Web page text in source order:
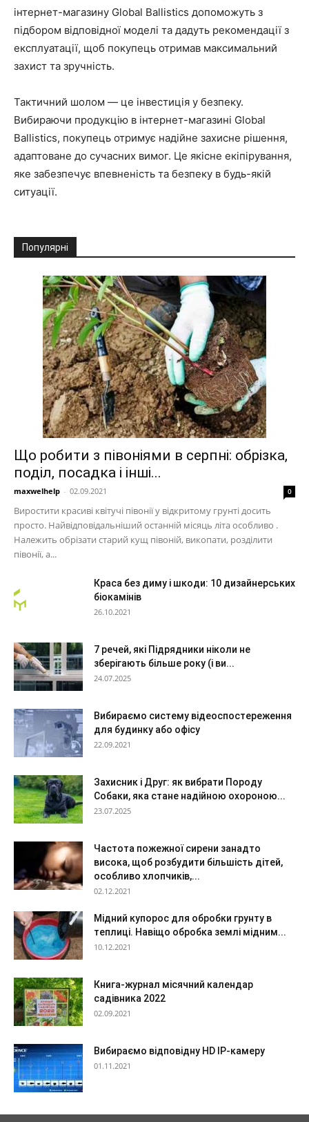
інтернет-магазину Global Ballistics допоможуть з
підбором відповідної моделі та дадуть рекомендації з
експлуатації, щоб покупець отримав максимальний
захист та зручність.
Тактичний шолом — це інвестиція у безпеку.
Вибираючи продукцію в інтернет-магазині Global
Ballistics, покупець отримує надійне захисне рішення,
адаптоване до сучасних вимог. Це якісне екіпірування,
яке забезпечує впевненість та безпеку в будь-якій
ситуації.
Популярні
Що робити з півоніями в серпні: обрізка,
поділ, посадка і інші...
maxwelhelp - 02.09.2021 0
Виростити красиві квітучі півонії у відкритому грунті досить
просто. Найвідповідальніший останній місяць літа особливо .
Належить обрізати старий кущ півоній, викопати, розділити
півонії, а...
Краса без диму і шкоди: 10 дизайнерських
біокамінів
26.10.2021
7 речей, які Підрядники ніколи не
зберігають більше року (і ви...
24.07.2025
Вибираємо систему відеоспостереження
для будинку або офісу
22.09.2021
Захисник і Друг: як вибрати Породу
Собаки, яка стане надійною охороною...
23.07.2025
Частота пожежної сирени занадто
висока, щоб розбудити більшість дітей,
особливо хлопчиків,...
02.12.2021
Мідний купорос для обробки грунту в
теплиці. Навіщо обробка землі мідним...
10.12.2021
Книга-журнал місячний календар
садівника 2022
02.09.2021
Вибираємо відповідну HD IP-камеру
01.11.2021